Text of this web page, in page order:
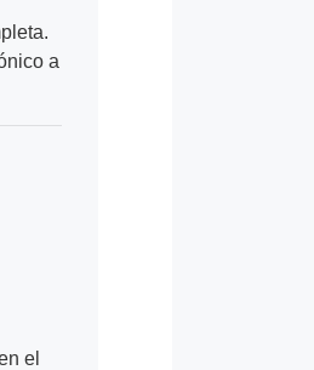
a
el